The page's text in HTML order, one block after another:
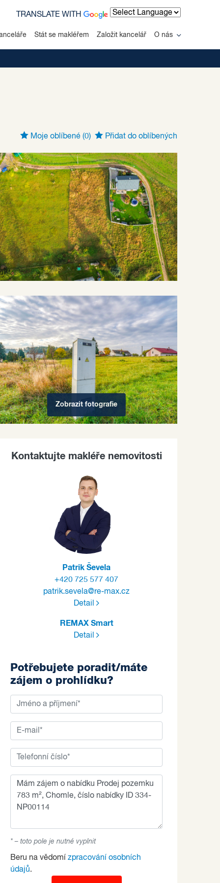
Stát se makléřem Založit kancelář O nás
TRANSLATE WITH
Moje oblíbené (0) Přidat do oblíbených
Zobrazit fotografie
Kontaktujte makléře nemovitosti
Patrik Ševela
+420 725 577 407
patrik.sevela@re-max.cz
Detail
REMAX Smart
Detail
Potřebujete poradit/máte
zájem o prohlídku?
* – toto pole je nutné vyplnit
Beru na vědomí zpracování osobních
údajů.